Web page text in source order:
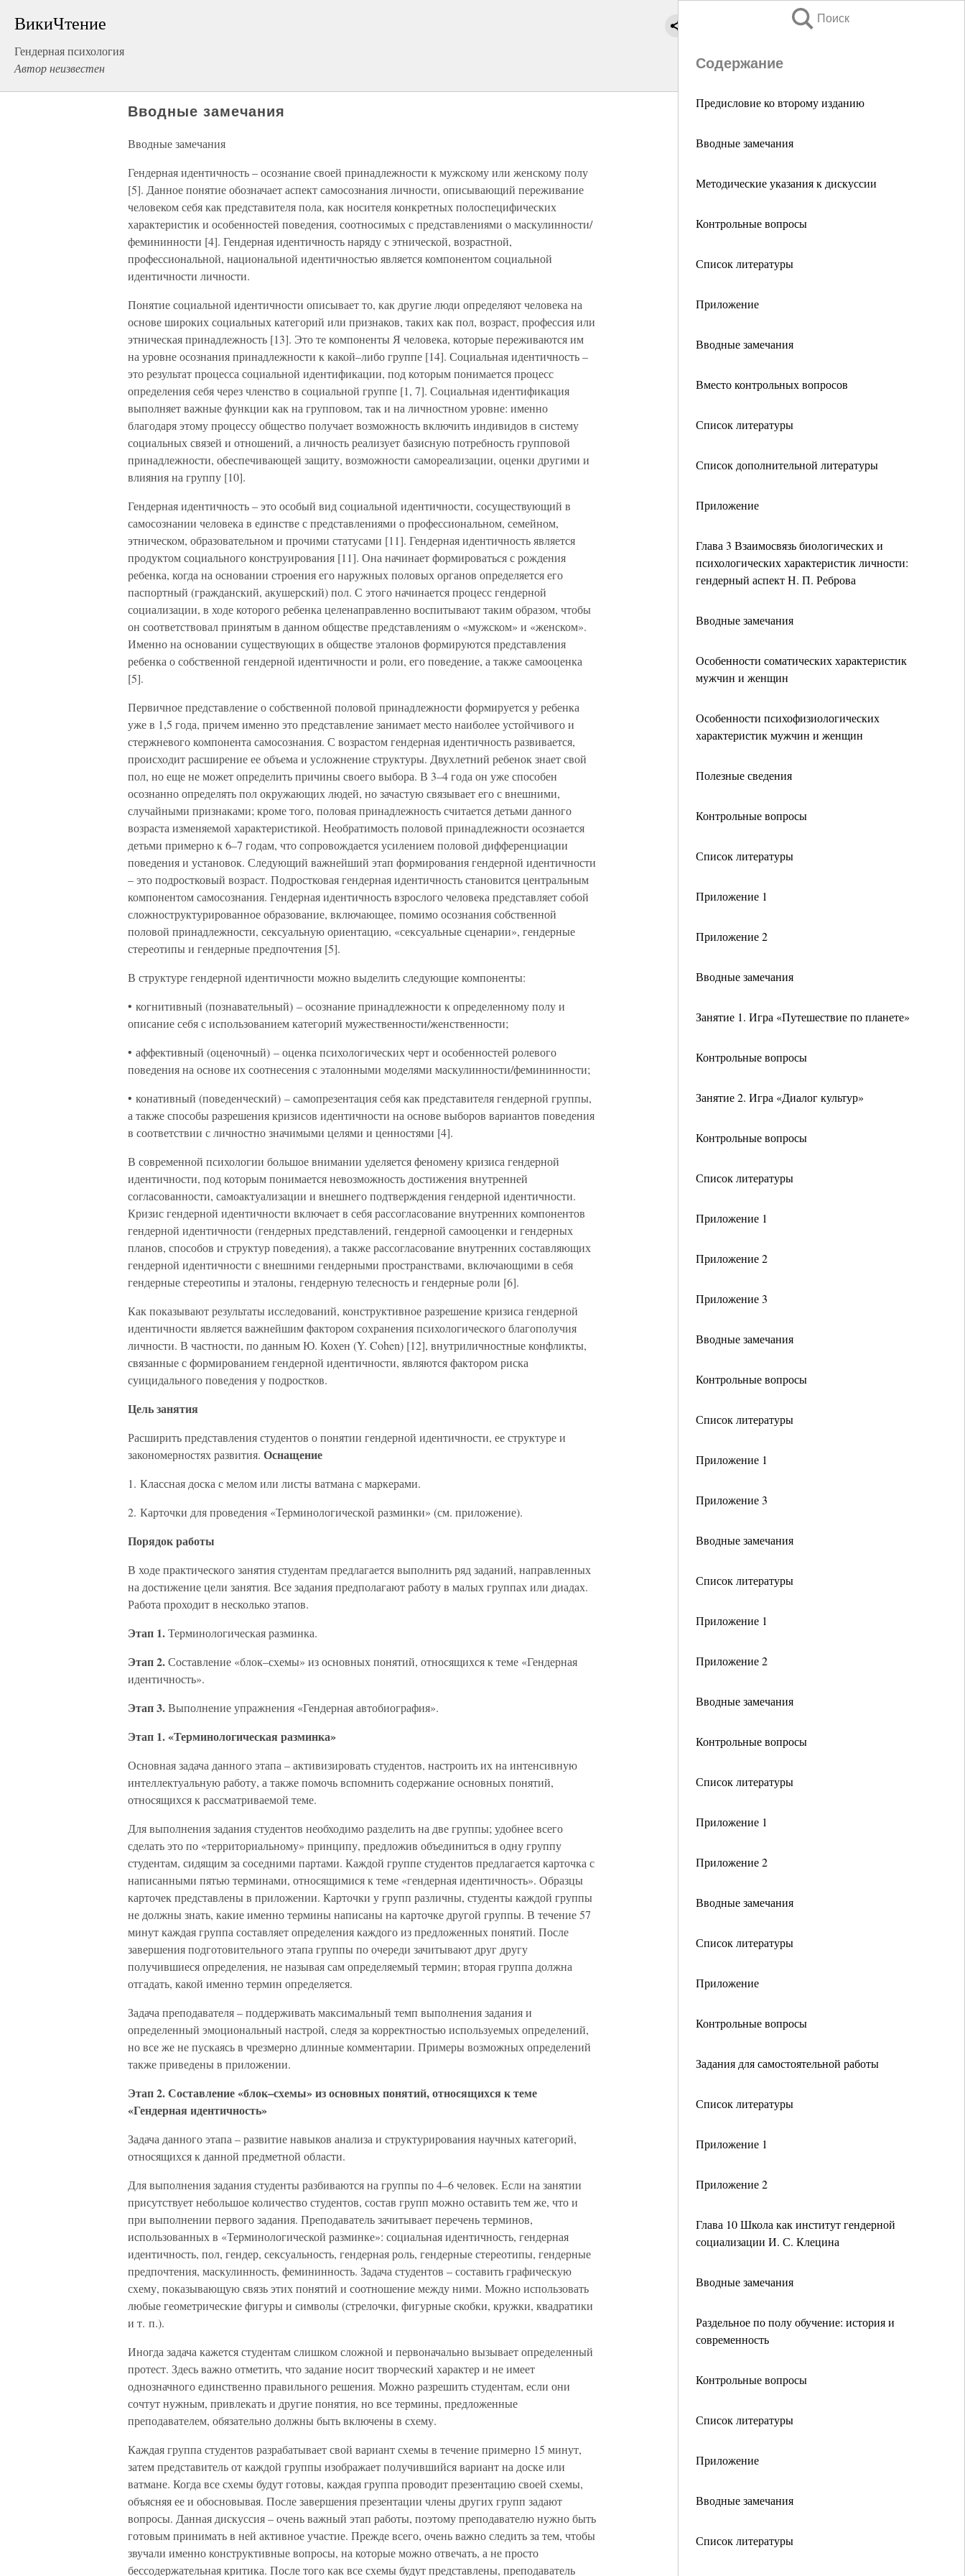
ВикиЧтение
Гендерная психология
Автор неизвестен
Поиск
Содержание
Предисловие ко второму изданию
Вводные замечания
Методические указания к дискуссии
Контрольные вопросы
Список литературы
Приложение
Вводные замечания
Вместо контрольных вопросов
Список литературы
Список дополнительной литературы
Приложение
Глава 3 Взаимосвязь биологических и
психологических характеристик личности:
гендерный аспект Н. П. Реброва
Вводные замечания
Особенности соматических характеристик
мужчин и женщин
Особенности психофизиологических
характеристик мужчин и женщин
Полезные сведения
Контрольные вопросы
Список литературы
Приложение 1
Приложение 2
Вводные замечания
Занятие 1. Игра «Путешествие по планете»
Контрольные вопросы
Занятие 2. Игра «Диалог культур»
Контрольные вопросы
Список литературы
Приложение 1
Приложение 2
Приложение 3
Вводные замечания
Контрольные вопросы
Список литературы
Приложение 1
Приложение 3
Вводные замечания
Список литературы
Приложение 1
Приложение 2
Вводные замечания
Контрольные вопросы
Список литературы
Приложение 1
Приложение 2
Вводные замечания
Список литературы
Приложение
Контрольные вопросы
Задания для самостоятельной работы
Список литературы
Приложение 1
Приложение 2
Глава 10 Школа как институт гендерной
социализации И. С. Клецина
Вводные замечания
Раздельное по полу обучение: история и
современность
Контрольные вопросы
Список литературы
Приложение
Вводные замечания
Список литературы
Вводные замечания
Вводные замечания
Гендерная идентичность – осознание своей принадлежности к мужскому или женскому полу
[5]. Данное понятие обозначает аспект самосознания личности, описывающий переживание
человеком себя как представителя пола, как носителя конкретных полоспецифических
характеристик и особенностей поведения, соотносимых с представлениями о маскулинности/
фемининности [4]. Гендерная идентичность наряду с этнической, возрастной,
профессиональной, национальной идентичностью является компонентом социальной
идентичности личности.
Понятие социальной идентичности описывает то, как другие люди определяют человека на
основе широких социальных категорий или признаков, таких как пол, возраст, профессия или
этническая принадлежность [13]. Это те компоненты Я человека, которые переживаются им
на уровне осознания принадлежности к какой–либо группе [14]. Социальная идентичность –
это результат процесса социальной идентификации, под которым понимается процесс
определения себя через членство в социальной группе [1, 7]. Социальная идентификация
выполняет важные функции как на групповом, так и на личностном уровне: именно
благодаря этому процессу общество получает возможность включить индивидов в систему
социальных связей и отношений, а личность реализует базисную потребность групповой
принадлежности, обеспечивающей защиту, возможности самореализации, оценки другими и
влияния на группу [10].
Гендерная идентичность – это особый вид социальной идентичности, сосуществующий в
самосознании человека в единстве с представлениями о профессиональном, семейном,
этническом, образовательном и прочими статусами [11]. Гендерная идентичность является
продуктом социального конструирования [11]. Она начинает формироваться с рождения
ребенка, когда на основании строения его наружных половых органов определяется его
паспортный (гражданский, акушерский) пол. С этого начинается процесс гендерной
социализации, в ходе которого ребенка целенаправленно воспитывают таким образом, чтобы
он соответствовал принятым в данном обществе представлениям о «мужском» и «женском».
Именно на основании существующих в обществе эталонов формируются представления
ребенка о собственной гендерной идентичности и роли, его поведение, а также самооценка
[5].
Первичное представление о собственной половой принадлежности формируется у ребенка
уже в 1,5 года, причем именно это представление занимает место наиболее устойчивого и
стержневого компонента самосознания. С возрастом гендерная идентичность развивается,
происходит расширение ее объема и усложнение структуры. Двухлетний ребенок знает свой
пол, но еще не может определить причины своего выбора. В 3–4 года он уже способен
осознанно определять пол окружающих людей, но зачастую связывает его с внешними,
случайными признаками; кроме того, половая принадлежность считается детьми данного
возраста изменяемой характеристикой. Необратимость половой принадлежности осознается
детьми примерно к 6–7 годам, что сопровождается усилением половой дифференциации
поведения и установок. Следующий важнейший этап формирования гендерной идентичности
– это подростковый возраст. Подростковая гендерная идентичность становится центральным
компонентом самосознания. Гендерная идентичность взрослого человека представляет собой
сложноструктурированное образование, включающее, помимо осознания собственной
половой принадлежности, сексуальную ориентацию, «сексуальные сценарии», гендерные
стереотипы и гендерные предпочтения [5].
В структуре гендерной идентичности можно выделить следующие компоненты:
• когнитивный (познавательный) – осознание принадлежности к определенному полу и
описание себя с использованием категорий мужественности/женственности;
• аффективный (оценочный) – оценка психологических черт и особенностей ролевого
поведения на основе их соотнесения с эталонными моделями маскулинности/фемининности;
• конативный (поведенческий) – самопрезентация себя как представителя гендерной группы,
а также способы разрешения кризисов идентичности на основе выборов вариантов поведения
в соответствии с личностно значимыми целями и ценностями [4].
В современной психологии большое внимании уделяется феномену кризиса гендерной
идентичности, под которым понимается невозможность достижения внутренней
согласованности, самоактуализации и внешнего подтверждения гендерной идентичности.
Кризис гендерной идентичности включает в себя рассогласование внутренних компонентов
гендерной идентичности (гендерных представлений, гендерной самооценки и гендерных
планов, способов и структур поведения), а также рассогласование внутренних составляющих
гендерной идентичности с внешними гендерными пространствами, включающими в себя
гендерные стереотипы и эталоны, гендерную телесность и гендерные роли [6].
Как показывают результаты исследований, конструктивное разрешение кризиса гендерной
идентичности является важнейшим фактором сохранения психологического благополучия
личности. В частности, по данным Ю. Кохен (Y. Cohen) [12], внутриличностные конфликты,
связанные с формированием гендерной идентичности, являются фактором риска
суицидального поведения у подростков.
Цель занятия
Расширить представления студентов о понятии гендерной идентичности, ее структуре и
закономерностях развития. Оснащение
1. Классная доска с мелом или листы ватмана с маркерами.
2. Карточки для проведения «Терминологической разминки» (см. приложение).
Порядок работы
В ходе практического занятия студентам предлагается выполнить ряд заданий, направленных
на достижение цели занятия. Все задания предполагают работу в малых группах или диадах.
Работа проходит в несколько этапов.
Этап 1.Терминологическая разминка.
Этап 2.Составление «блок–схемы» из основных понятий, относящихся к теме «Гендерная
идентичность».
Этап 3.Выполнение упражнения «Гендерная автобиография».
Этап 1. «Терминологическая разминка»
Основная задача данного этапа – активизировать студентов, настроить их на интенсивную
интеллектуальную работу, а также помочь вспомнить содержание основных понятий,
относящихся к рассматриваемой теме.
Для выполнения задания студентов необходимо разделить на две группы; удобнее всего
сделать это по «территориальному» принципу, предложив объединиться в одну группу
студентам, сидящим за соседними партами. Каждой группе студентов предлагается карточка с
написанными пятью терминами, относящимися к теме «гендерная идентичность». Образцы
карточек представлены в приложении. Карточки у групп различны, студенты каждой группы
не должны знать, какие именно термины написаны на карточке другой группы. В течение 57
минут каждая группа составляет определения каждого из предложенных понятий. После
завершения подготовительного этапа группы по очереди зачитывают друг другу
получившиеся определения, не называя сам определяемый термин; вторая группа должна
отгадать, какой именно термин определяется.
Задача преподавателя – поддерживать максимальный темп выполнения задания и
определенный эмоциональный настрой, следя за корректностью используемых определений,
но все же не пускаясь в чрезмерно длинные комментарии. Примеры возможных определений
также приведены в приложении.
Этап 2. Составление «блок–схемы» из основных понятий, относящихся к теме
«Гендерная идентичность»
Задача данного этапа – развитие навыков анализа и структурирования научных категорий,
относящихся к данной предметной области.
Для выполнения задания студенты разбиваются на группы по 4–6 человек. Если на занятии
присутствует небольшое количество студентов, состав групп можно оставить тем же, что и
при выполнении первого задания. Преподаватель зачитывает перечень терминов,
использованных в «Терминологической разминке»: социальная идентичность, гендерная
идентичность, пол, гендер, сексуальность, гендерная роль, гендерные стереотипы, гендерные
предпочтения, маскулинность, фемининность. Задача студентов – составить графическую
схему, показывающую связь этих понятий и соотношение между ними. Можно использовать
любые геометрические фигуры и символы (стрелочки, фигурные скобки, кружки, квадратики
и т. п.).
Иногда задача кажется студентам слишком сложной и первоначально вызывает определенный
протест. Здесь важно отметить, что задание носит творческий характер и не имеет
однозначного единственно правильного решения. Можно разрешить студентам, если они
сочтут нужным, привлекать и другие понятия, но все термины, предложенные
преподавателем, обязательно должны быть включены в схему.
Каждая группа студентов разрабатывает свой вариант схемы в течение примерно 15 минут,
затем представитель от каждой группы изображает получившийся вариант на доске или
ватмане. Когда все схемы будут готовы, каждая группа проводит презентацию своей схемы,
объясняя ее и обосновывая. После завершения презентации члены других групп задают
вопросы. Данная дискуссия – очень важный этап работы, поэтому преподавателю нужно быть
готовым принимать в ней активное участие. Прежде всего, очень важно следить за тем, чтобы
звучали именно конструктивные вопросы, на которые можно отвечать, а не просто
бессодержательная критика. После того как все схемы будут представлены, преподаватель